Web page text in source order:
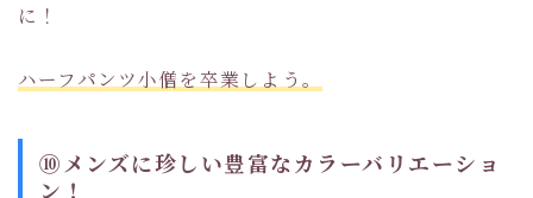
に！
ハーフパンツ小僧を卒業しよう。
⑩メンズに珍しい豊富なカラーバリエーショ
ン！